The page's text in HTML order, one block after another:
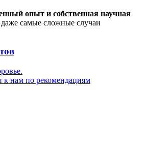
опыт и собственная научная
даже самые сложные случаи
нам по рекомендациям